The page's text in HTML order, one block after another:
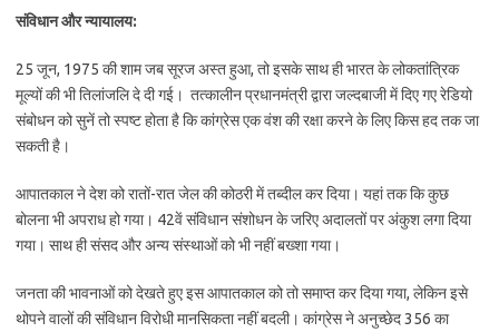
संविधान और न्यायालय:
25 जून, 1975 की शाम जब सूरज अस्त हुआ, तो इसके साथ ही भारत के लोकतांत्रिक
मूल्यों की भी तिलांजलि दे दी गई। तत्कालीन प्रधानमंत्री द्वारा जल्दबाजी में दिए गए रेडियो
संबोधन को सुनें तो स्पष्ट होता है कि कांग्रेस एक वंश की रक्षा करने के लिए किस हद तक जा
सकती है।
आपातकाल ने देश को रातों-रात जेल की कोठरी में तब्दील कर दिया। यहां तक कि कुछ
बोलना भी अपराध हो गया। 42वें संविधान संशोधन के जरिए अदालतों पर अंकुश लगा दिया
गया। साथ ही संसद और अन्य संस्थाओं को भी नहीं बख्शा गया।
जनता की भावनाओं को देखते हुए इस आपातकाल को तो समाप्त कर दिया गया, लेकिन इसे
थोपने वालों की संविधान विरोधी मानसिकता नहीं बदली। कांग्रेस ने अनुच्छेद 356 का